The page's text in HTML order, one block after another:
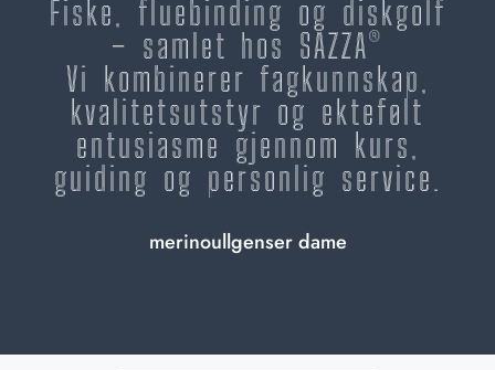
Fiske, fluebinding og diskgolf
– samlet hos SAZZA®
Vi kombinerer fagkunnskap,
kvalitetsutstyr og ektefølt
entusiasme gjennom kurs,
guiding og personlig service.
merinoullgenser dame